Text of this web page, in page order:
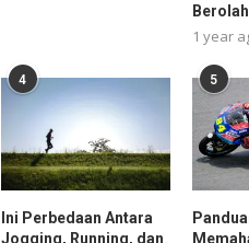
1 year
4
Ini Perbedaan Antara
Jogging, Running, dan
5